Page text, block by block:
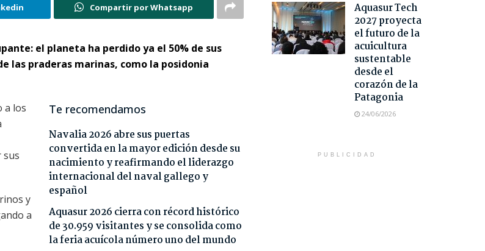
Compartir por Whatsapp
el planeta ha perdido ya el 50% de sus
las praderas marinas, como la posidonia
Te recomendamos
Navalia 2026 abre sus puertas
convertida en la mayor edición desde su
nacimiento y reafirmando el liderazgo
internacional del naval gallego y
español
Aquasur 2026 cierra con récord histórico
de 30.959 visitantes y se consolida como
la feria acuícola número uno del mundo
a los
sus
y
a
Aquasur Tech
2027 proyecta
el futuro de la
acuicultura
sustentable
desde el
corazón de la
Patagonia
24/06/2026
PUBLICIDAD